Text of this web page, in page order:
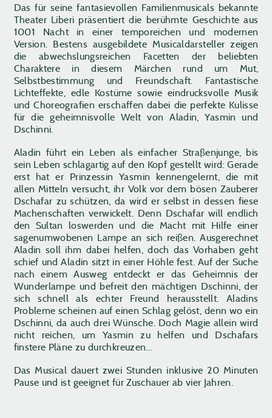
Das für seine fantasievollen Familienmusicals bekannte
Theater Liberi präsentiert die berühmte Geschichte aus
1001 Nacht in einer temporeichen und modernen
Version. Bestens ausgebildete Musicaldarsteller zeigen
die abwechslungsreichen Facetten der beliebten
Charaktere in diesem Märchen rund um Mut,
Selbstbestimmung und Freundschaft. Fantastische
Lichteffekte, edle Kostüme sowie eindrucksvolle Musik
und Choreografien erschaffen dabei die perfekte Kulisse
für die geheimnisvolle Welt von Aladin, Yasmin und
Dschinni.
Aladin führt ein Leben als einfacher Straßenjunge, bis
sein Leben schlagartig auf den Kopf gestellt wird: Gerade
erst hat er Prinzessin Yasmin kennengelernt, die mit
allen Mitteln versucht, ihr Volk vor dem bösen Zauberer
Dschafar zu schützen, da wird er selbst in dessen fiese
Machenschaften verwickelt. Denn Dschafar will endlich
den Sultan loswerden und die Macht mit Hilfe einer
sagenumwobenen Lampe an sich reißen. Ausgerechnet
Aladin soll ihm dabei helfen, doch das Vorhaben geht
schief und Aladin sitzt in einer Höhle fest. Auf der Suche
nach einem Ausweg entdeckt er das Geheimnis der
Wunderlampe und befreit den mächtigen Dschinni, der
sich schnell als echter Freund herausstellt. Aladins
Probleme scheinen auf einen Schlag gelöst, denn wo ein
Dschinni, da auch drei Wünsche. Doch Magie allein wird
nicht reichen, um Yasmin zu helfen und Dschafars
finstere Pläne zu durchkreuzen…
Das Musical dauert zwei Stunden inklusive 20 Minuten
Pause und ist geeignet für Zuschauer ab vier Jahren.